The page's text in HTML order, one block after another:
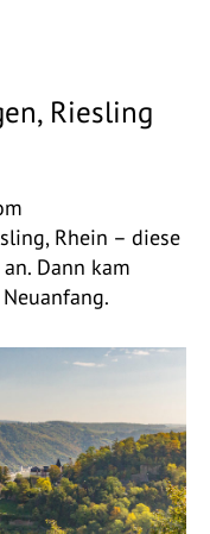
Riesling
Rhein – diese
Dann kam